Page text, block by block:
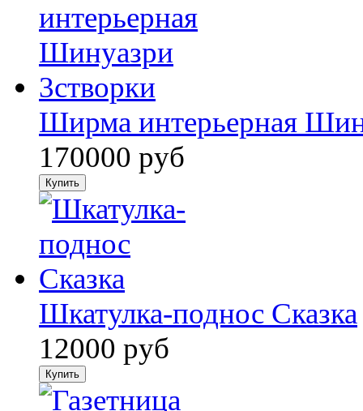
Ширма интерьерная
170000 руб
Шкатулка-поднос Сказка
12000 руб